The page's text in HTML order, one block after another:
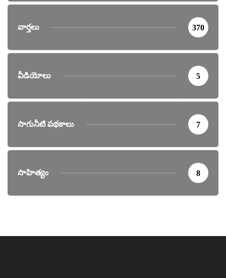
వార్తలు 370
వీడియోలు 5
సాగునీటి పథకాలు 7
సాహిత్యం 8